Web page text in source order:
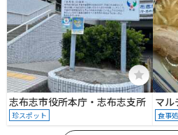
志布志市役所本庁・志布志支所
珍スポット
マル
食事処